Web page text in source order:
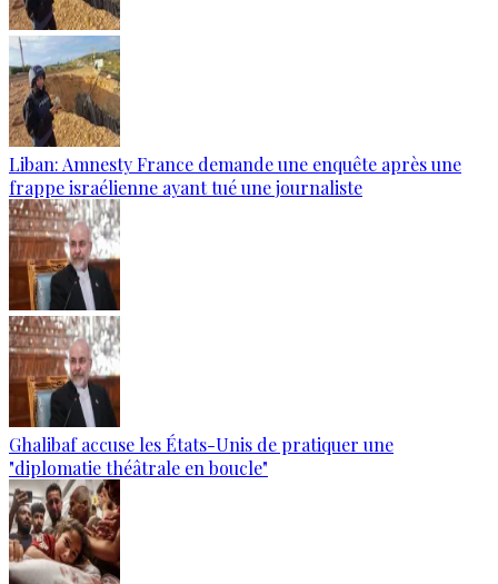
Liban: Amnesty France demande une enquête après une
frappe israélienne ayant tué une journaliste
Ghalibaf accuse les États-Unis de pratiquer une
"diplomatie théâtrale en boucle"